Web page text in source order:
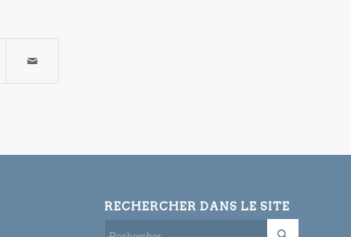
RECHERCHER DANS LE SITE